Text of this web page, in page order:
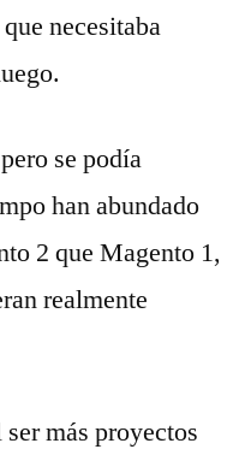
necesitaba
se podía
han abundado
2 que Magento 1,
realmente
más proyectos